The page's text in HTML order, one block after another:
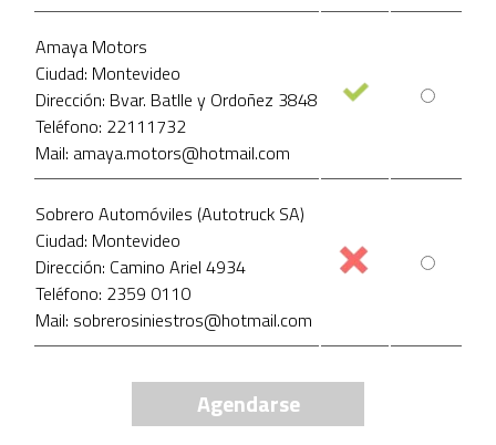
Amaya Motors
Ciudad: Montevideo
Dirección: Bvar. Batlle y Ordoñez 3848
Teléfono: 22111732
Mail: amaya.motors@hotmail.com
Sobrero Automóviles (Autotruck SA)
Ciudad: Montevideo
Dirección: Camino Ariel 4934
Teléfono: 2359 0110
Mail: sobrerosiniestros@hotmail.com
Agendarse